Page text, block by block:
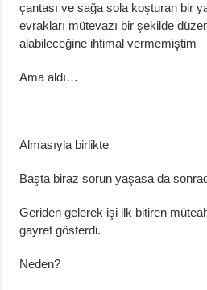
çantası ve sağa sola koşturan bir
evrakları mütevazı bir şekilde
alabileceğine ihtimal vermemiştim
Ama aldı…
Almasıyla birlikte
Başta biraz sorun yaşasa da
Geriden gelerek işi ilk bitiren
gayret gösterdi.
Neden?